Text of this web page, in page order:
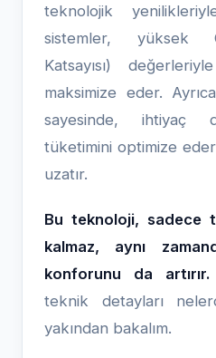
teknolojik
sistemler, yüksek
Katsayısı)
maksimize eder.
sayesinde, ihtiyaç
tüketimini optimize
uzatır.
Bu teknoloji, sadece
kalmaz, aynı
konforunu da artırır.
teknik detayları
yakından bakalım.